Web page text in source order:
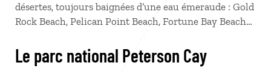
désertes, toujours baignées d’une eau émeraude : Gold
Rock Beach, Pelican Point Beach, Fortune Bay Beach…
Le parc national Peterson Cay